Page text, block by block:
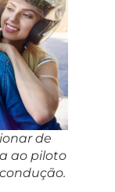
de
ao piloto